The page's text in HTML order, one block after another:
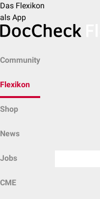
Das Flexikon
als App
Community
Flexikon
Shop
News
Jobs
CME